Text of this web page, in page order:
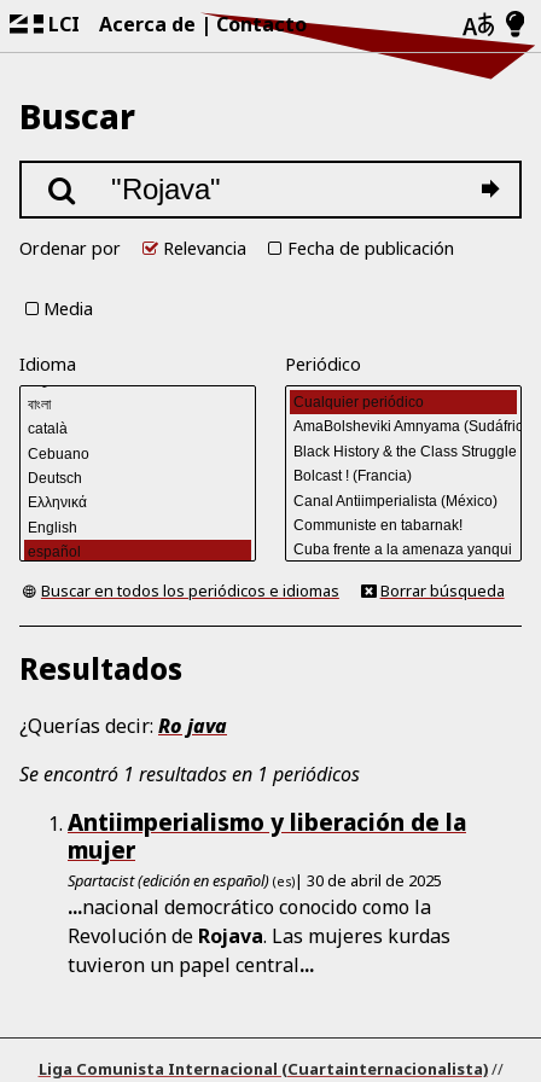
LCI Acerca de Contacto
Buscar
Ordenar por Relevancia Fecha de publicación
Media
Idioma Periódico
Buscar en todos los periódicos e idiomas Borrar búsqueda
Resultados
¿Querías decir: Ro java
Se encontró 1 resultados en 1 periódicos
Antiimperialismo y liberación de la
mujer
Spartacist (edición en español) (es)| 30 de abril de 2025
...nacional democrático conocido como la
Revolución de Rojava. Las mujeres kurdas
tuvieron un papel central...
Liga Comunista Internacional (Cuartainternacionalista)//